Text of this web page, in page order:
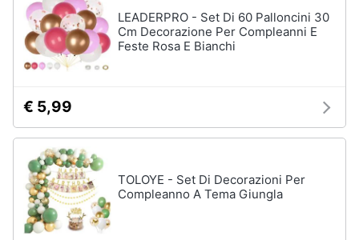
Regali
festa
della
Per
amanti
della
moda
Per
mamme
LEADERPRO - Set Di 60 Palloncini 30
Cm Decorazione Per Compleanni E
Feste Rosa E Bianchi
€ 5,99
TOLOYE - Set Di Decorazioni Per
Compleanno A Tema Giungla